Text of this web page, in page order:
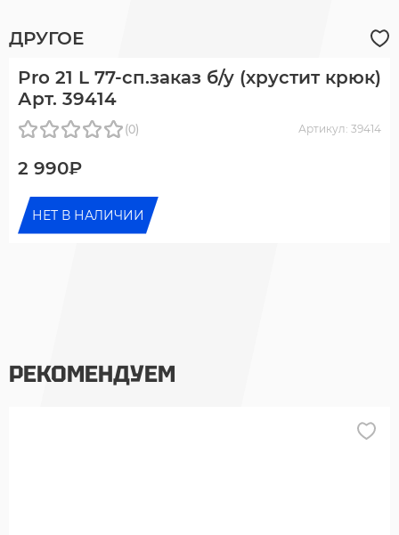
ДРУГОЕ
Pro 21 L 77-сп.заказ б/у (хрустит крюк)
Арт. 39414
(0) Артикул: 39414
2 990₽
НЕТ В НАЛИЧИИ
РЕКОМЕНДУЕМ